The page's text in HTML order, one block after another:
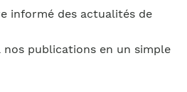
informé des actualités de
nos publications en un simple